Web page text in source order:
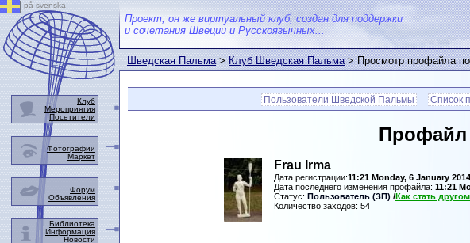
Проект, он же виртуальный клуб, создан для поддержки
и сочетания Швеции и Русскоязычных...
Шведская Пальма>Клуб Шведская Пальма> Просмотр профайла
Пользователи Шведской Пальмы Список
Профайл
Frau Irma
Дата регистрации:11:21 Monday, 6 January 2014
Дата последнего изменения профайла: 11:21
Статус: Пользователь (ЗП) /Как стать
Количество заходов: 54
på svenska
Клуб
Мероприятия
Посетители
Фотографии
Маркет
Форум
Объявления
Библиотека
Информация
Новости